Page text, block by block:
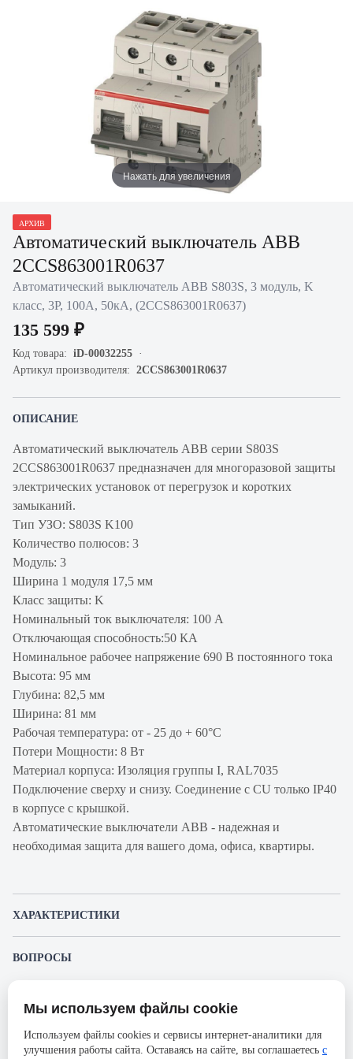
Нажать для увеличения
АРХИВ
Автоматический выключатель ABB
2CCS863001R0637
Автоматический выключатель ABB S803S, 3 модуль, K
класс, 3P, 100А, 50кА, (2CCS863001R0637)
135 599 ₽
Код товара: iD-00032255
Артикул производителя: 2CCS863001R0637
ОПИСАНИЕ
Автоматический выключатель ABB серии S803S
2CCS863001R0637 предназначен для многоразовой защиты
электрических установок от перегрузок и коротких
замыканий.
Тип УЗО: S803S K100
Количество полюсов: 3
Модуль: 3
Ширина 1 модуля 17,5 мм
Класс защиты: K
Номинальный ток выключателя: 100 А
Отключающая способность:50 КА
Номинальное рабочее напряжение 690 В постоянного тока
Высота: 95 мм
Глубина: 82,5 мм
Ширина: 81 мм
Рабочая температура: от - 25 до + 60°С
Потери Мощности: 8 Вт
Материал корпуса: Изоляция группы I, RAL7035
Подключение сверху и снизу. Соединение с CU только IP40
в корпусе с крышкой.
Автоматические выключатели ABB - надежная и
необходимая защита для вашего дома, офиса, квартиры.
ХАРАКТЕРИСТИКИ
Производитель
Серия
S803S
ВОПРОСЫ
Пожалуйста, авторизуйтесь, чтобы иметь
Представленные изображения и характеристики могут отличаться от реального
без предварительного уведомления. Компания АйДистрибьют не несёт
ответственности в случае не соответствия текущей модели товаров фотографиям,
Мы используем файлы cookie
Используем файлы cookies и сервисы интернет-аналитики для
улучшения работы сайта. Оставаясь на сайте, вы соглашаетесь с